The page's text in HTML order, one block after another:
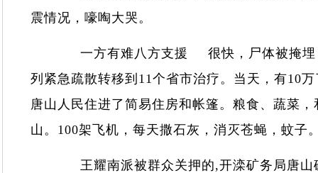
震情况，嚎啕大哭。
一方有难八方支援 很快，尸体被掩埋，
列紧急疏散转移到11个省市治疗。当天，有10
唐山人民住进了简易住房和帐篷。粮食、蔬菜
山。100架飞机，每天撒石灰，消灭苍蝇，蚊
王耀南派被群众关押的,开滦矿务局唐山